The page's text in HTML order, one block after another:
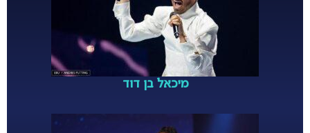
מיכאל בן דוד